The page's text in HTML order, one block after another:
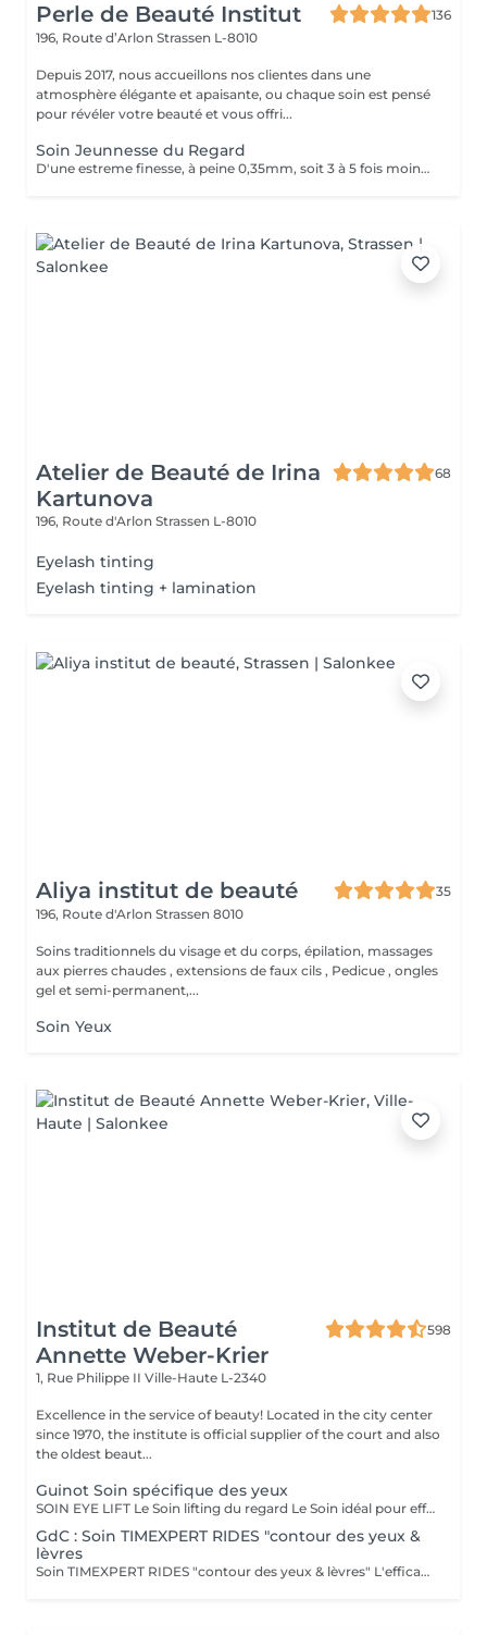
Perle de Beauté Institut
136
196, Route d’Arlon Strassen L-8010
Depuis 2017, nous accueillons nos clientes dans une
atmosphère élégante et apaisante, ou chaque soin est pensé
pour révéler votre beauté et vous offri...
Soin Jeunnesse du Regard
D'une estreme finesse, à peine 0,35mm, soit 3 à 5 fois moins quelle celle du visage et pauvre en élastine, en collagène et en cellules graisseuses, le contour des yeux est la zone la plus fragile et la plus vulhérable du visage. Constamment mobilisé avec près de 10000 clignement quitidients, il reflète les premieres signes du vieillissement avec son relachement cutané et l'apparition des rides. Un soin specifique contour les yeux c'est un soin qui hydrate le contour de l'oeil avec un effet anti-âge, anti-poches.
Atelier de Beauté de Irina
Kartunova
68
196, Route d'Arlon Strassen L-8010
Eyelash tinting
Eyelash tinting + lamination
Aliya institut de beauté
35
196, Route d'Arlon Strassen 8010
Soins traditionnels du visage et du corps, épilation, massages
aux pierres chaudes , extensions de faux cils , Pedicue , ongles
gel et semi-permanent,...
Soin Yeux
Institut de Beauté
Annette Weber-Krier
598
1, Rue Philippe II Ville-Haute L-2340
Excellence in the service of beauty! Located in the city center
since 1970, the institute is official supplier of the court and also
the oldest beaut...
Guinot Soin spécifique des yeux
SOIN EYE LIFT Le Soin lifting du regard Le Soin idéal pour effacer les signes de l'âge (rides, relâchement des paupières) et les marques de fatigue (poches, cernes). RÉSULTATS BEAUTÉ LE REGARD EST DÉFATIGUÉ, VISIBLEMENT PLUS JEUNE. Action sur les signes de l'âge - Les rides et ridules sont lissées. - Les paupières sont rehaussées. Le regard est agrandi et rajeuni. Action sur les signes de fatigue - Les poches et les cernes sont visiblement atténués. Le regard est reposé et lumineux. SECRETS DU SOIN MODELAGE YEUX Sérum de Modelage Yeux et techniques manuelles ciblées pour favoriser le drainage en relançant la microcirculation afin d'atténuer les poches et les cernes. STIMULATION MUSCULAIRE YEUX La stimulation musculaire fait travailler les muscles du contour des yeux, grâce au micro-courant de stimulation. Cette phase, associée au Sérum Gel Yeux retend les traits en redonnant du volume aux muscles et draine les poches et les cernes en relançant la microcirculation. Effet "lifting" immédiat : les rides de la patte d'oie et la ride du lion sont lissées et les paupières sont rehaussées. MASQUE YEUX Le Masque exclusif GUINOT en non tissé permet de lisser la ride de la patte d'oie et la ride du lion, et de réduire visiblement les poches et les cernes.
GdC : Soin TIMEXPERT RIDES "contour des yeux &
lèvres
Soin TIMEXPERT RIDES "contour des yeux & lèvres" L'efficacite des composants actifs de TimexpertRides ( BTX-Tripeptine, Tissulage Tech, Energy Pythoactives ). La combinaison de bio-engineering pour eliminer les rides avec des ingredients specifiques, qui agissent contre les differentes sortes de problemes comme les cercles noirs, les cernes et le relachement. La peau autour des yeux retrouve de la clarte, de l'energie et de la fermete. Résultats immédiats. - Tout type de peau normale à sèche - Toute saison - Recommandé à partir 30 ans Sous forme d'une cure de trois sessions, une par semaine ou comme traitement flash. Massage spécifique : Cupping-yoga facial-pierre Gua-Sha